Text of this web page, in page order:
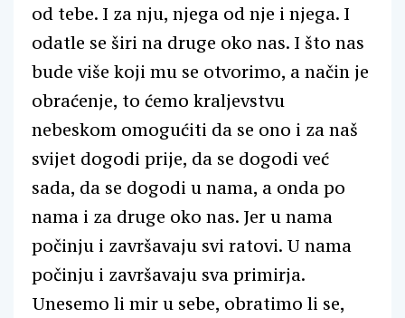
od tebe. I za nju, njega od nje i njega. I
odatle se širi na druge oko nas. I što nas
bude više koji mu se otvorimo, a način je
obraćenje, to ćemo kraljevstvu
nebeskom omogućiti da se ono i za naš
svijet dogodi prije, da se dogodi već
sada, da se dogodi u nama, a onda po
nama i za druge oko nas. Jer u nama
počinju i završavaju svi ratovi. U nama
počinju i završavaju sva primirja.
Unesemo li mir u sebe, obratimo li se,